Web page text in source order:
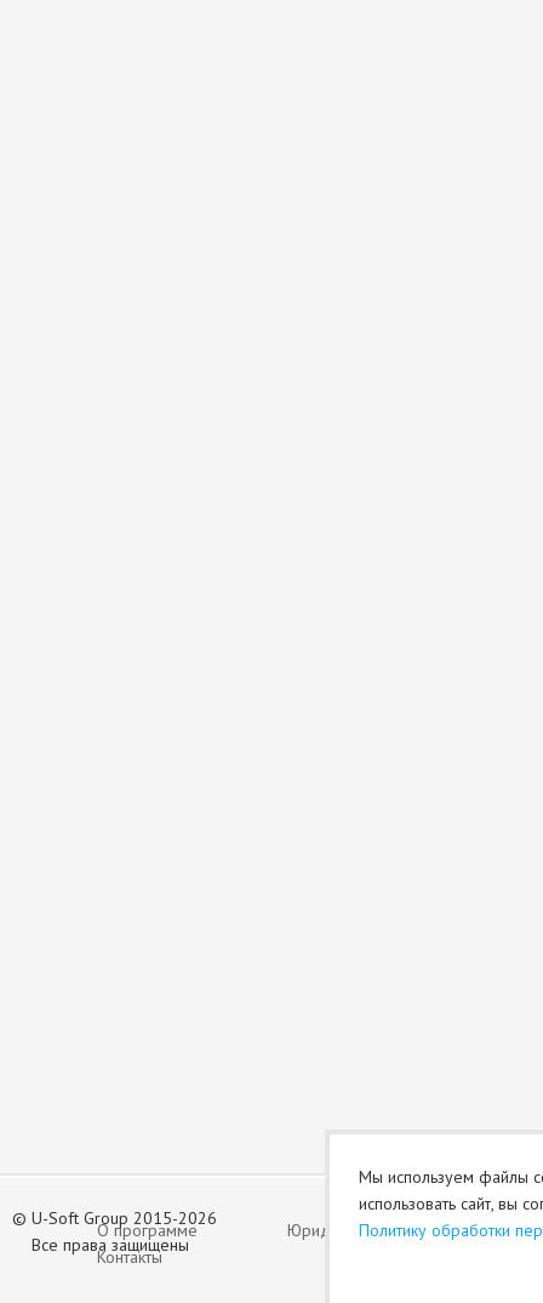
© U-Soft Group 2015-2026
Все права защищены
О программе
Юридический раздел (оферта)
Контакты
Мы используем файлы
использовать сайт, вы
Политику обработки